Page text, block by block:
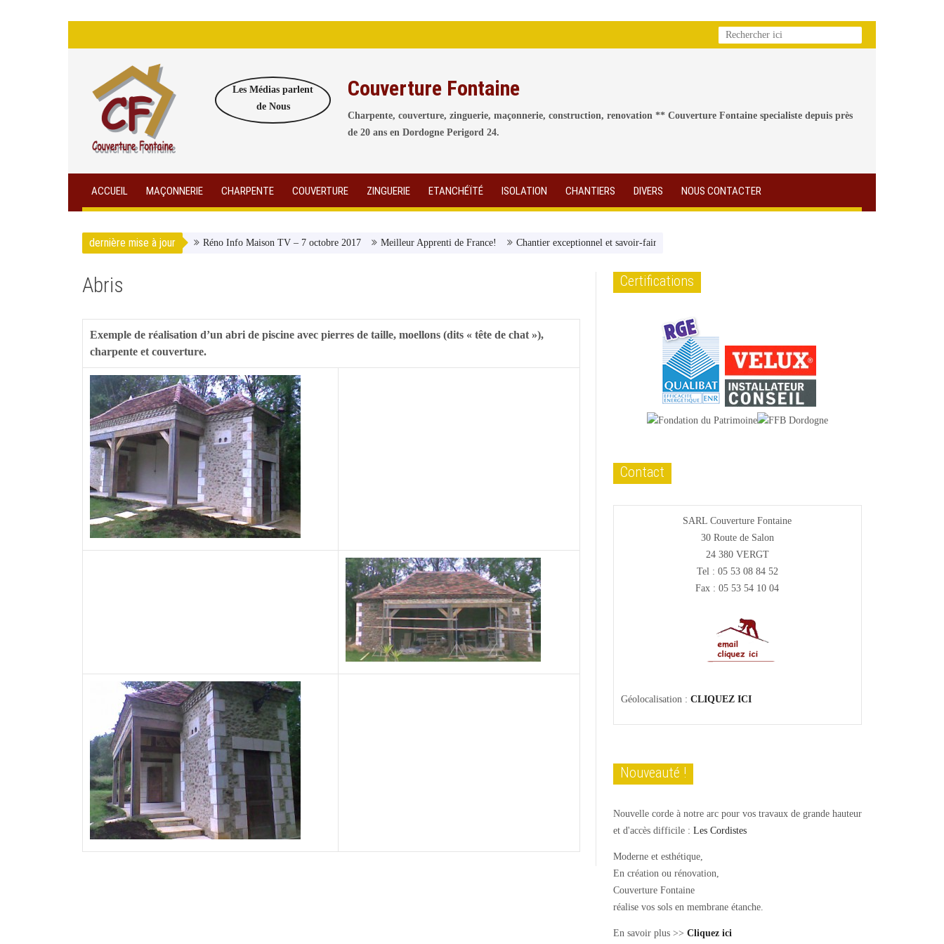
Les Médias parlent
de Nous
Couverture Fontaine
Charpente, couverture, zinguerie, maçonnerie, construction, renovation ** Couverture Fontaine specialiste depuis près
de 20 ans en Dordogne Perigord 24.
ACCUEIL MAÇONNERIE CHARPENTE COUVERTURE ZINGUERIE ETANCHÉÏTÉ ISOLATION CHANTIERS DIVERS NOUS CONTACTER
dernière mise à jour Réno Info Maison TV – 7 octobre 2017 Meilleur Apprenti de France! Chantier exceptionnel et savoir-faire ancestral (Dordogne Libre)
Abris
Exemple de réalisation d’un abri de piscine avec pierres de taille, moellons (dits « tête de chat »),
charpente et couverture.
Certifications
Contact
SARL Couverture Fontaine
30 Route de Salon
24 380 VERGT
Tel : 05 53 08 84 52
Fax : 05 53 54 10 04
Géolocalisation : CLIQUEZ ICI
Nouveauté !
Nouvelle corde à notre arc pour vos travaux de grande hauteur
et d'accès difficile : Les Cordistes
Moderne et esthétique,
En création ou rénovation,
Couverture Fontaine
réalise vos sols en membrane étanche.
En savoir plus >> Cliquez ici